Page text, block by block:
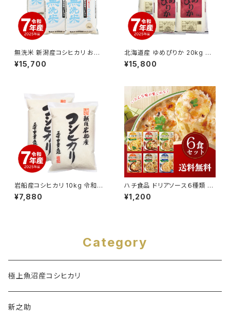
無洗米 新潟産コシヒカリ お米
20kg 令和7年産
¥15,700
北海道産 ゆめぴりか 20kg 令
和7年産
¥15,800
岩船産コシヒカリ 10kg 令和7
年産
¥7,880
ハチ食品 ドリアソース６種類 各
1袋 140gx6袋
¥1,200
Category
極上魚沼産コシヒカリ
新之助